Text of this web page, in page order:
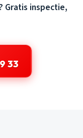
Gratis inspectie,
33